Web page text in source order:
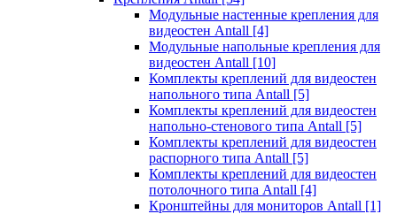
Модульные настенные крепления для
видеостен Antall [4]
Модульные напольные крепления для
видеостен Antall [10]
Комплекты креплений для видеостен
напольного типа Antall [5]
Комплекты креплений для видеостен
напольно-стенового типа Antall [5]
Комплекты креплений для видеостен
распорного типа Antall [5]
Комплекты креплений для видеостен
потолочного типа Antall [4]
Кронштейны для мониторов Antall [1]